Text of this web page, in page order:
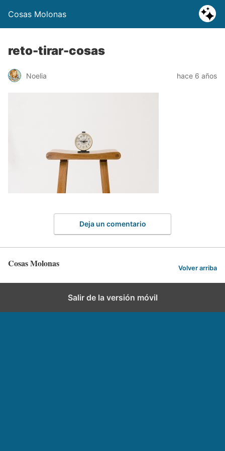
Cosas Molonas
reto-tirar-cosas
Noelia hace 6 años
Deja un comentario
Cosas Molonas Volver arriba
Salir de la versión móvil